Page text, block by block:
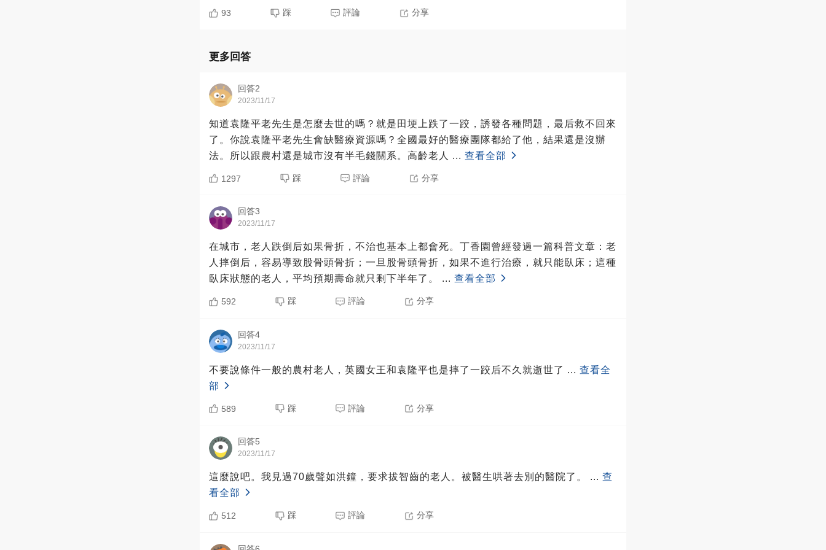
93 踩 評論 分享
更多回答
回答2
2023/11/17
知道袁隆平老先生是怎麼去世的嗎？就是田埂上跌了一跤，誘發各種問題，最后救不回來
了。你說袁隆平老先生會缺醫療資源嗎？全國最好的醫療團隊都給了他，結果還是沒辦
法。所以跟農村還是城市沒有半毛錢關系。高齡老人 ... 查看全部
1297 踩 評論 分享
回答3
2023/11/17
在城市，老人跌倒后如果骨折，不治也基本上都會死。丁香園曾經發過一篇科普文章：老
人摔倒后，容易導致股骨頭骨折；一旦股骨頭骨折，如果不進行治療，就只能臥床；這種
臥床狀態的老人，平均預期壽命就只剩下半年了。 ... 查看全部
592 踩 評論 分享
回答4
2023/11/17
不要說條件一般的農村老人，英國女王和袁隆平也是摔了一跤后不久就逝世了 ... 查看全
部
589 踩 評論 分享
回答5
2023/11/17
這麼說吧。我見過70歲聲如洪鐘，要求拔智齒的老人。被醫生哄著去別的醫院了。 ... 查
看全部
512 踩 評論 分享